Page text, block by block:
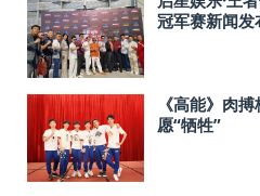
冠军赛新闻
《高能》肉
愿“牺牲”